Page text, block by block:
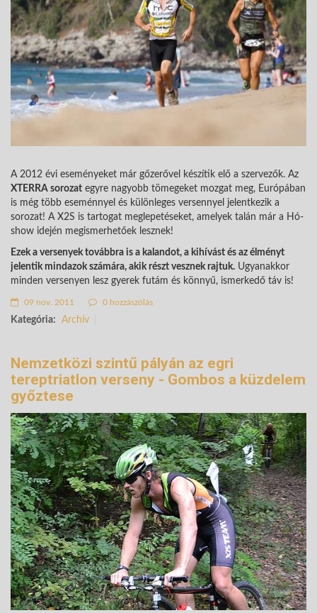
A 2012 évi eseményeket már gőzerővel készítik elő a szervezők. Az
XTERRA sorozat egyre nagyobb tömegeket mozgat meg, Európában
is még több eseménnyel és különleges versennyel jelentkezik a
sorozat! A X2S is tartogat meglepetéseket, amelyek talán már a Hó-
show idején megismerhetőek lesznek!
Ezek a versenyek továbbra is a kalandot, a kihívást és az élményt
jelentik mindazok számára, akik részt vesznek rajtuk. Ugyanakkor
minden versenyen lesz gyerek futám és könnyű, ismerkedő táv is!
09 nov. 2011 0 hozzászólás
Kategória: Archív
Nemzetközi szintű pályán az egri
tereptriatlon verseny - Gombos a küzdelem
győztese